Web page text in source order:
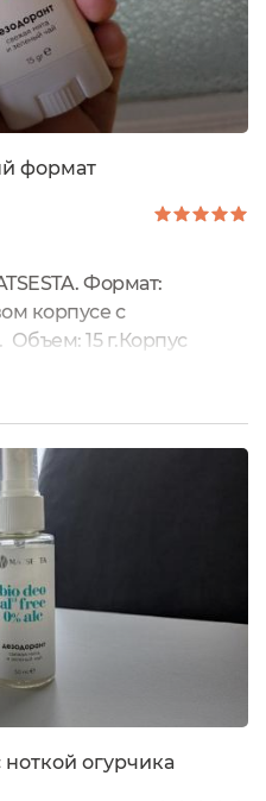
формат
Формат:
корпусе с
15 г.Корпус
в любую сумку и
а даже для
находится
продукта,
проблем.Основа -
огурчика